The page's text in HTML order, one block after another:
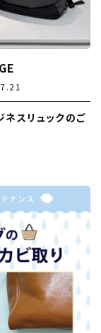
スリュックのご